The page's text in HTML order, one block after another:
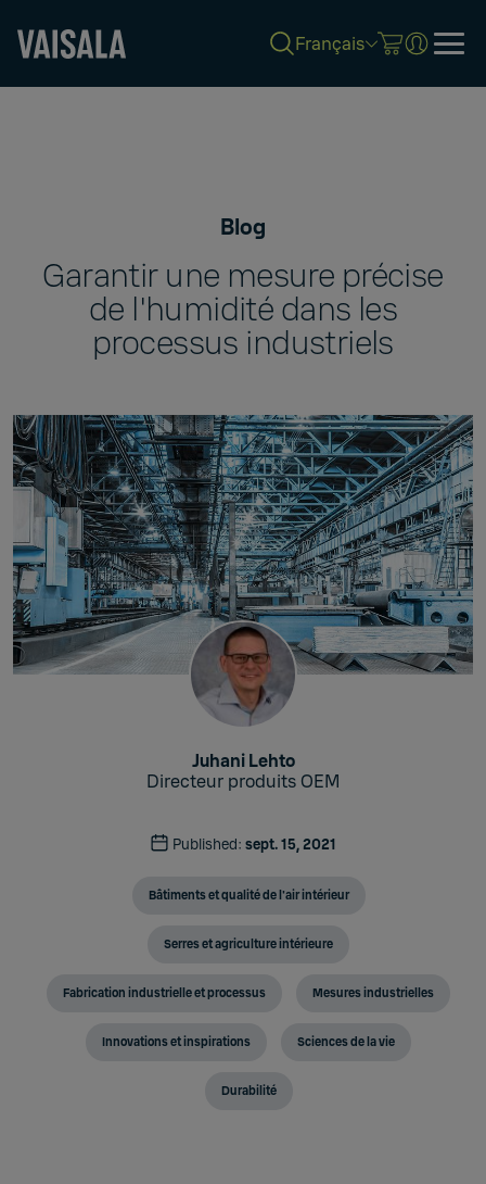
Français
Blog
Garantir une mesure précise
de l'humidité dans les
processus industriels
Juhani Lehto
Directeur produits OEM
Published: sept. 15, 2021
Bâtiments et qualité de l'air intérieur
Serres et agriculture intérieure
Fabrication industrielle et processus Mesures industrielles
Innovations et inspirations Sciences de la vie
Durabilité